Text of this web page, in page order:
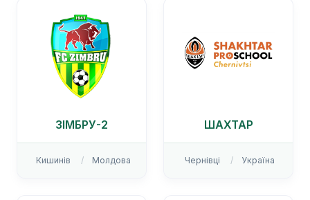
ЗІМБРУ-2
Кишинів Молдова
ШАХТАР
Чернівці Україна